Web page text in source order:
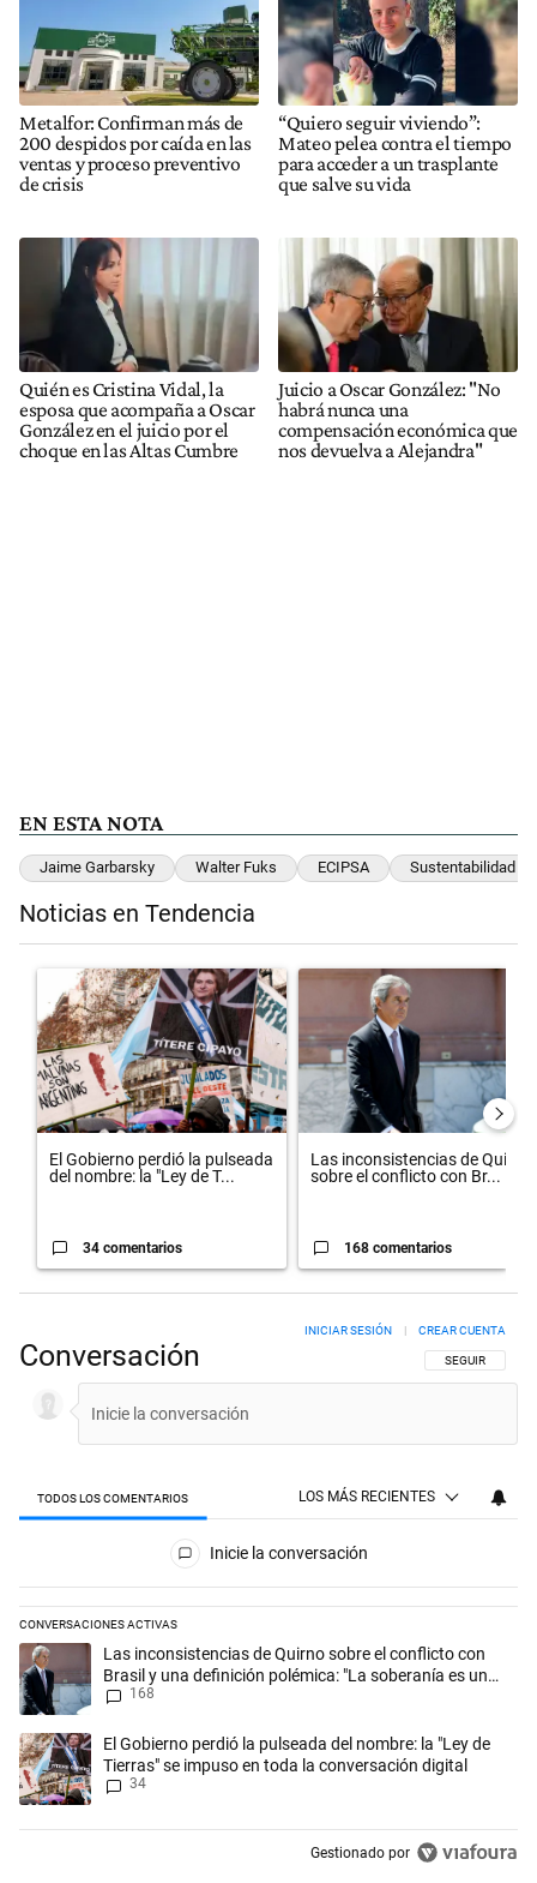
Metalfor: Confirman más de
200 despidos por caída en las
ventas y proceso preventivo
de crisis
“Quiero seguir viviendo”:
Mateo pelea contra el tiempo
para acceder a un trasplante
que salve su vida
Quién es Cristina Vidal, la
esposa que acompaña a Oscar
González en el juicio por el
choque en las Altas Cumbre
Juicio a Oscar González: "No
habrá nunca una
compensación económica que
nos devuelva a Alejandra"
EN ESTA NOTA
Jaime Garbarsky Walter Fuks ECIPSA Sustentabilidad
Noticias en Tendencia
Un artículo de tendencia con el título "El Gobierno perdió la
El Gobierno perdió la pulseada
del nombre: la "Ley de T...
34 comentarios
Un artículo de tendencia con el
Las inconsistencias de Quirno
sobre el conflicto con Br...
168 comentarios
Conversación SIGA ESTA
SEGUIR
INICIAR SESIÓN | CREAR CUENTA
TODOS LOS COMENTARIOS LOS MÁS RECIENTES
Todos los comentarios
Inicie la conversación
CONVERSACIONES ACTIVAS
Este listado muestra los artículos con más comentarios en los
Un artículo de tendencia con el título "Las inconsistencias de Quirno
Las inconsistencias de Quirno sobre el conflicto con
Brasil y una definición polémica: "La soberanía es un
concepto antiguo"
168
Un artículo de tendencia con el título "El Gobierno perdió la pulseada
El Gobierno perdió la pulseada del nombre: la "Ley de
Tierras" se impuso en toda la conversación digital
34
Gestionado por